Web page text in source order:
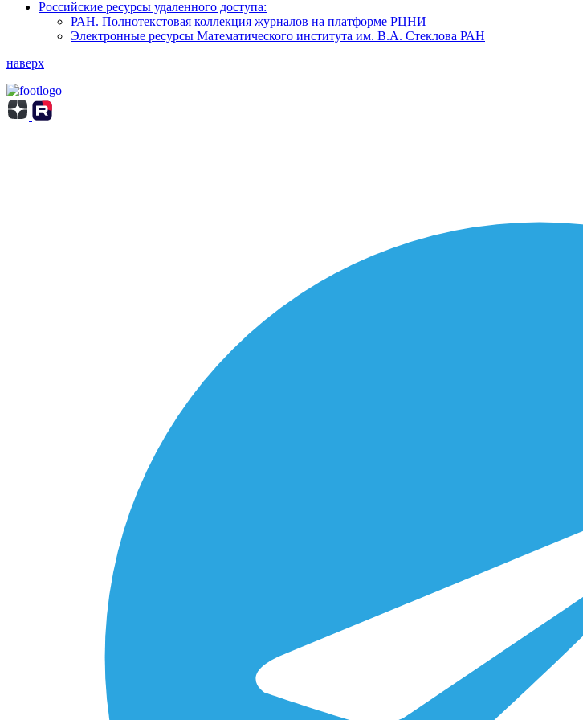
Российские ресурсы удаленного доступа:
РАН. Полнотекстовая коллекция журналов на платформе РЦНИ
Электронные ресурсы Математического института им. В.А. Стеклова РАН
наверх